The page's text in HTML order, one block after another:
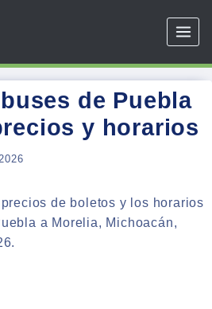
de Puebla
y horarios
de boletos y los horarios
a Morelia, Michoacán,